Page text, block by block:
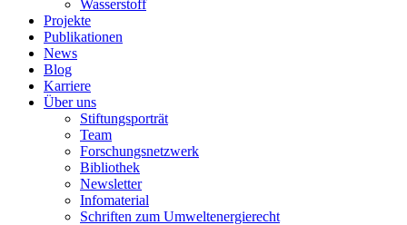
Wasserstoff
Projekte
Publikationen
News
Blog
Karriere
Über uns
Stiftungsporträt
Team
Forschungsnetzwerk
Bibliothek
Newsletter
Infomaterial
Schriften zum Umweltenergierecht